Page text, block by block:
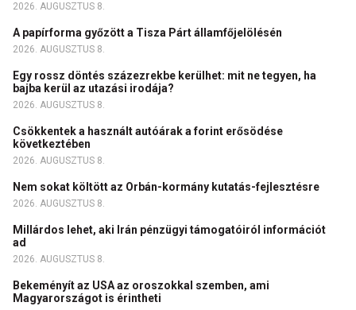
2026. AUGUSZTUS 8.
A papírforma győzött a Tisza Párt államfőjelölésén
2026. AUGUSZTUS 8.
Egy rossz döntés százezrekbe kerülhet: mit ne tegyen, ha
bajba kerül az utazási irodája?
2026. AUGUSZTUS 8.
Csökkentek a használt autóárak a forint erősödése
következtében
2026. AUGUSZTUS 8.
Nem sokat költött az Orbán-kormány kutatás-fejlesztésre
2026. AUGUSZTUS 8.
Millárdos lehet, aki Irán pénzügyi támogatóiról információt
ad
2026. AUGUSZTUS 8.
Bekeményít az USA az oroszokkal szemben, ami
Magyarországot is érintheti